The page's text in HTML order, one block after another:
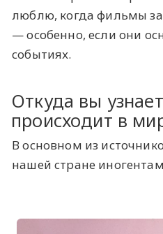
люблю, когда фильмы
— особенно, если они
событиях.
Откуда вы
происходит в
В основном из
нашей стране